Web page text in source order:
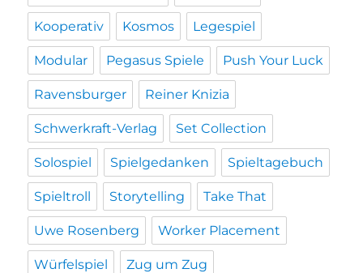
Kooperativ Kosmos Legespiel
Modular Pegasus Spiele Push Your Luck
Ravensburger Reiner Knizia
Schwerkraft-Verlag Set Collection
Solospiel Spielgedanken Spieltagebuch
Spieltroll Storytelling Take That
Uwe Rosenberg Worker Placement
Würfelspiel Zug um Zug